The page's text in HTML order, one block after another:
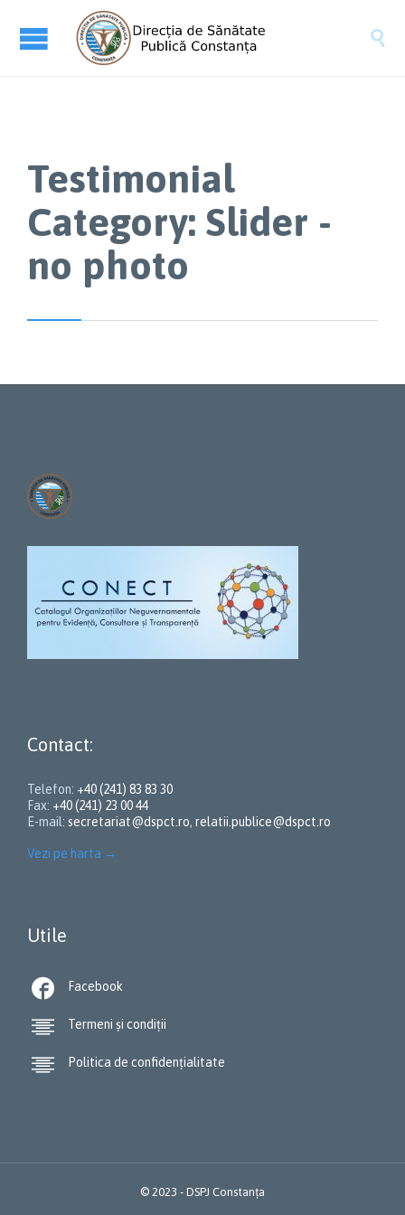

Testimonial
Category: Slider -
no photo
Contact:
Telefon: +40 (241) 83 83 30
Fax: +40 (241) 23 00 44
E-mail: secretariat@dspct.ro, relatii.publice@dspct.ro
Vezi pe harta →
Utile
 Facebook
 Termeni și condiții
 Politica de confidențialitate
© 2023 - DSPJ Constanța